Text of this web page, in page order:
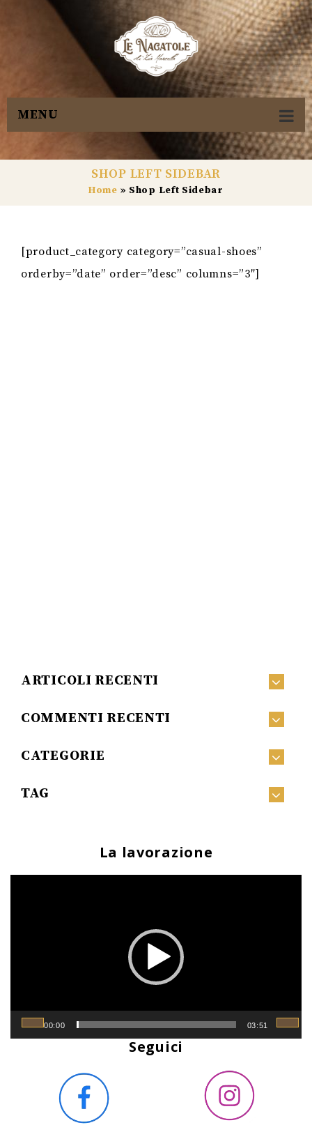
MENU
SHOP LEFT SIDEBAR
Home » Shop Left Sidebar
[product_category category=”casual-shoes”
orderby=”date” order=”desc” columns=”3″]
ARTICOLI RECENTI
COMMENTI RECENTI
CATEGORIE
TAG
La lavorazione
00:00 03:51
Seguici